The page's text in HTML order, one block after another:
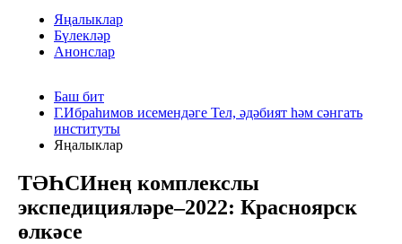
Яңалыклар
Бүлекләр
Анонслар
Баш бит
Г.Ибраһимов исемендәге Тел, әдәбият һәм сәнгать
институты
Яңалыклар
ТӘҺСИнең комплекслы
экспедицияләре–2022: Красноярск
өлкәсе